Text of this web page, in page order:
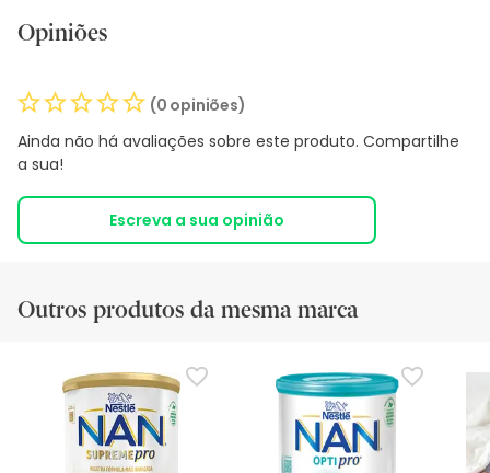
Opiniões
(0 opiniões)
Ainda não há avaliações sobre este produto. Compartilhe
a sua!
Escreva a sua opinião
Outros produtos da mesma marca